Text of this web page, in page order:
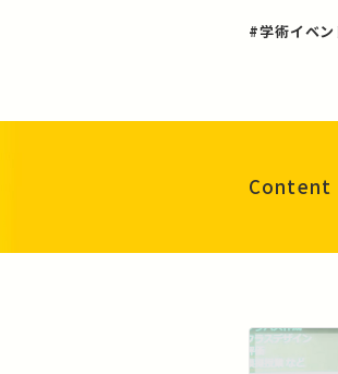
#学術イベン
Content